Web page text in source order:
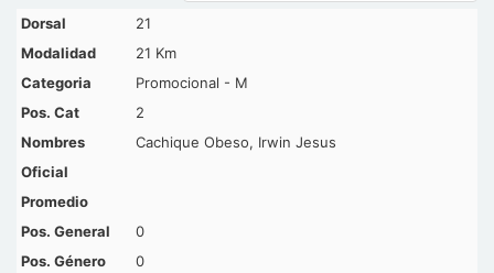
21
21 Km
Promocional - M
2
Cachique Obeso, Irwin Jesus
0
0